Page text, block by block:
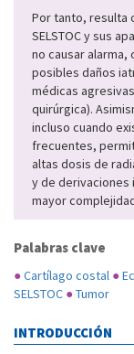
Por tanto, resulta
SELSTOC y sus
no causar
posibles daños
médicas
quirúrgica).
incluso cuando
frecuentes,
altas dosis de
y de derivaciones
mayor
Palabras clave
●Cartílago costal ●
SELSTOC ●Tumor
INTRODUCCIÓN